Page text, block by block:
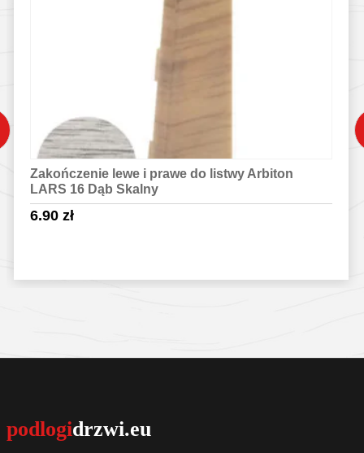
Zakończenie lewe i prawe do listwy Arbiton
LARS 16 Dąb Skalny
6.90 zł